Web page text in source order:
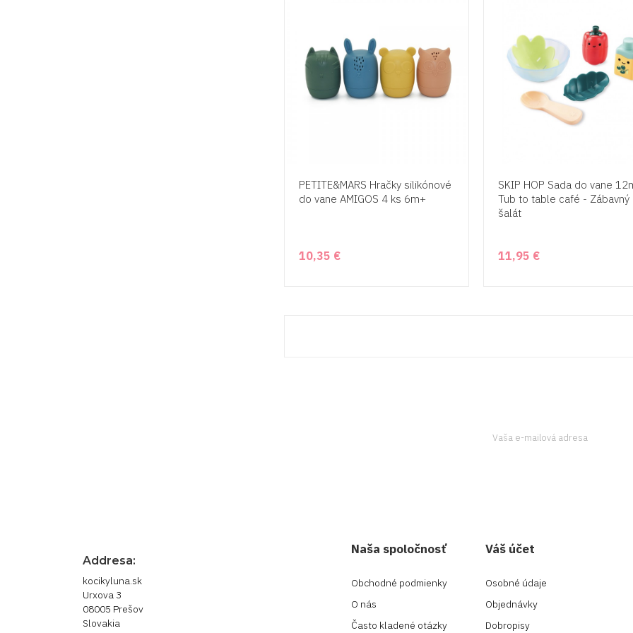
PETITE&MARS Hračky silikónové
do vane AMIGOS 4 ks 6m+
10,35 €
SKIP HOP Sada do vane
Tub to table café - Zábavný
šalát
11,95 €
Addresa:
kocikyluna.sk
Urxova 3
08005 Prešov
Slovakia
Naša spoločnosť
Obchodné podmienky
O nás
Často kladené otázky
Váš účet
Osobné údaje
Objednávky
Dobropisy